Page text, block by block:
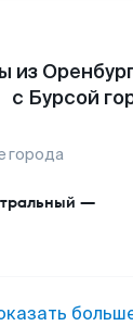
из
с Бурсой
города
—